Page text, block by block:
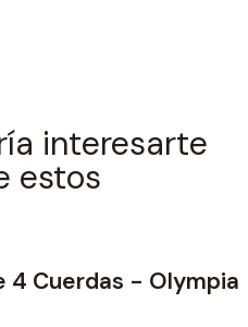
interesarte
estos
4 Cuerdas - Olympia